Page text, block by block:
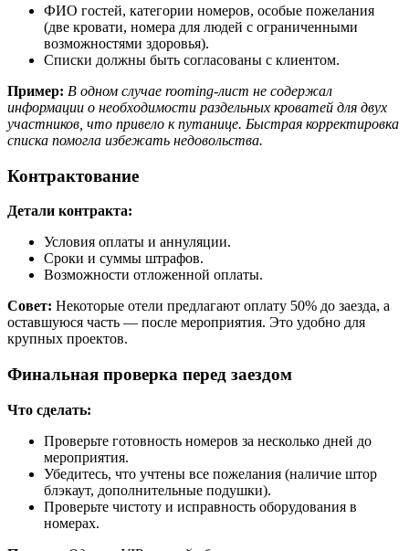
ФИО гостей, категории номеров, особые пожелания
(две кровати, номера для людей с ограниченными
возможностями здоровья).
Списки должны быть согласованы с клиентом.
Пример: В одном случае rooming-лист не содержал
информации о необходимости раздельных кроватей для двух
участников, что привело к путанице. Быстрая корректировка
списка помогла избежать недовольства.
Контрактование
Детали контракта:
Условия оплаты и аннуляции.
Сроки и суммы штрафов.
Возможности отложенной оплаты.
Совет: Некоторые отели предлагают оплату 50% до заезда, а
оставшуюся часть — после мероприятия. Это удобно для
крупных проектов.
Финальная проверка перед заездом
Что сделать:
Проверьте готовность номеров за несколько дней до
мероприятия.
Убедитесь, что учтены все пожелания (наличие штор
блэкаут, дополнительные подушки).
Проверьте чистоту и исправность оборудования в
номерах.